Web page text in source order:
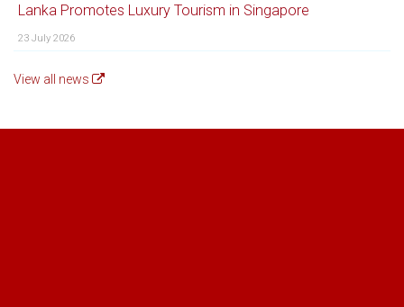
Lanka Promotes Luxury Tourism in Singapore
23 July 2026
View all news